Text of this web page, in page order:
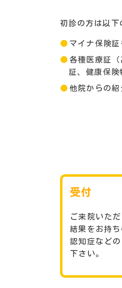
初診の方は以下
マイナ保険
各種医療証
証、健康保険
他院からの
受付
ご来院いた
結果をお持
認知症など
下さい。